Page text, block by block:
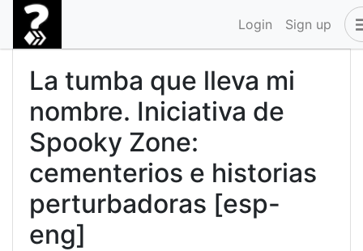
Login Sign up
La tumba que lleva mi
nombre. Iniciativa de
Spooky Zone:
cementerios e historias
perturbadoras [esp-
eng]